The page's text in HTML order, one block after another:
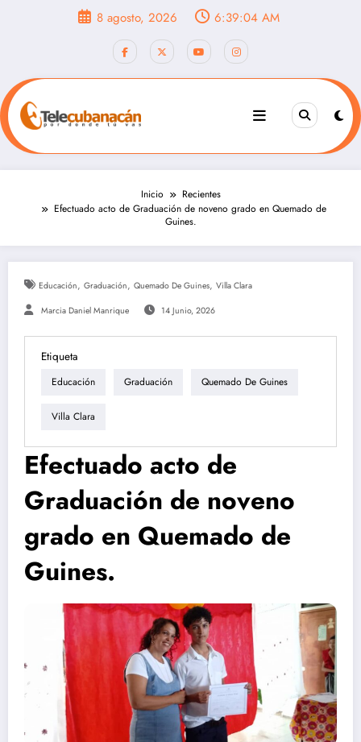
8 agosto, 2026 6:39:06 AM
Inicio
Recientes
Efectuado acto de Graduación de noveno grado en Quemado de
Guines.
Educación, Graduación, Quemado De Guines, Villa Clara
Marcia Daniel Manrique 14 Junio, 2026
Etiqueta
Educación Graduación Quemado De Guines
Villa Clara
Efectuado acto de
Graduación de noveno
grado en Quemado de
Guines.